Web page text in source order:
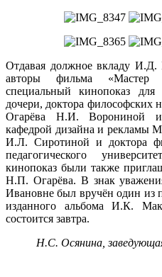
Отдавая должное вкладу И.Д.
авторы фильма «Мастер
специальный кинопоказ
дочери, доктора
Огарёва Н.И. Ворониной
кафедрой дизайна и рекламы
И.Л. Сиротиной и доктора
педагогического
кинопоказ были также
Н.П. Огарёва. В знак
Ивановне был вручён один из
изданного альбома И.К.
состоится завтра.
Н.С. Осянина,